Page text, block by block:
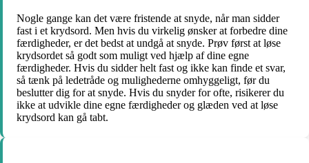
Nogle gange kan det være fristende at snyde, når man sidder
fast i et krydsord. Men hvis du virkelig ønsker at forbedre dine
færdigheder, er det bedst at undgå at snyde. Prøv først at løse
krydsordet så godt som muligt ved hjælp af dine egne
færdigheder. Hvis du sidder helt fast og ikke kan finde et svar,
så tænk på ledetråde og mulighederne omhyggeligt, før du
beslutter dig for at snyde. Hvis du snyder for ofte, risikerer du
ikke at udvikle dine egne færdigheder og glæden ved at løse
krydsord kan gå tabt.